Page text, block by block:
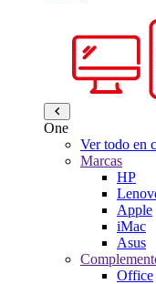
One
Ver todo en
Marcas
HP
Apple
iMac
Asus
Office